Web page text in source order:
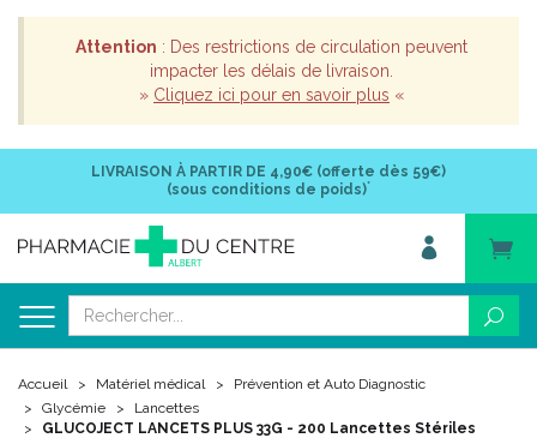
Attention : Des restrictions de circulation peuvent
impacter les délais de livraison.
» Cliquez ici pour en savoir plus «
LIVRAISON À PARTIR DE 4,90€ (offerte dès 59€)
(sous conditions de poids)*
Accueil Matériel médical
Prévention et Auto Diagnostic
Glycémie
Lancettes
GLUCOJECT LANCETS PLUS 33G - 200 Lancettes Stériles